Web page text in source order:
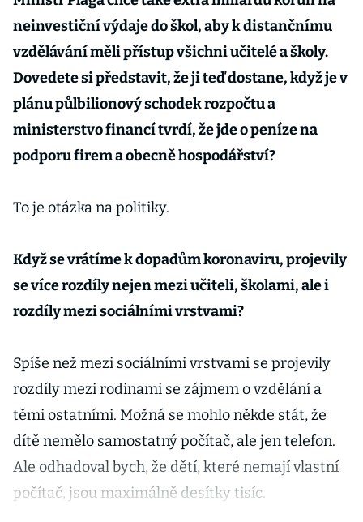
neinvestiční výdaje do škol, aby k distančnímu
vzdělávání měli přístup všichni učitelé a školy.
Dovedete si představit, že ji teď dostane, když je v
plánu půlbilionový schodek rozpočtu a
ministerstvo financí tvrdí, že jde o peníze na
podporu firem a obecně hospodářství?
To je otázka na politiky.
Když se vrátíme k dopadům koronaviru, projevily
se více rozdíly nejen mezi učiteli, školami, ale i
rozdíly mezi sociálními vrstvami?
Spíše než mezi sociálními vrstvami se projevily
rozdíly mezi rodinami se zájmem o vzdělání a
těmi ostatními. Možná se mohlo někde stát, že
dítě nemělo samostatný počítač, ale jen telefon.
Ale odhadoval bych, že dětí, které nemají vlastní
počítač, jsou maximálně desítky tisíc.